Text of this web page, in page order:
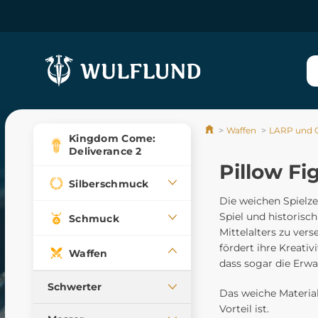
Kingdom Come:
Deliverance 2
Silberschmuck
Schmuck
Waffen
Schwerter
Waffen LARP und
Pillow
Die weichen
Spiel und
Mittelalters zu
fördert ihre
dass sogar die
Das weiche
Vorteil ist.